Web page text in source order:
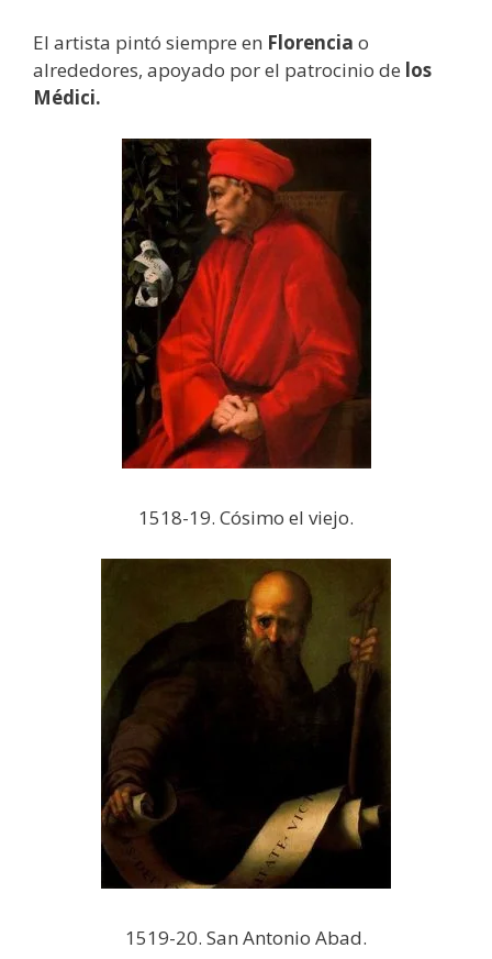
El artista pintó siempre en Florencia o
alrededores, apoyado por el patrocinio de los
Médici.
1518-19. Cósimo el viejo.
1519-20. San Antonio Abad.